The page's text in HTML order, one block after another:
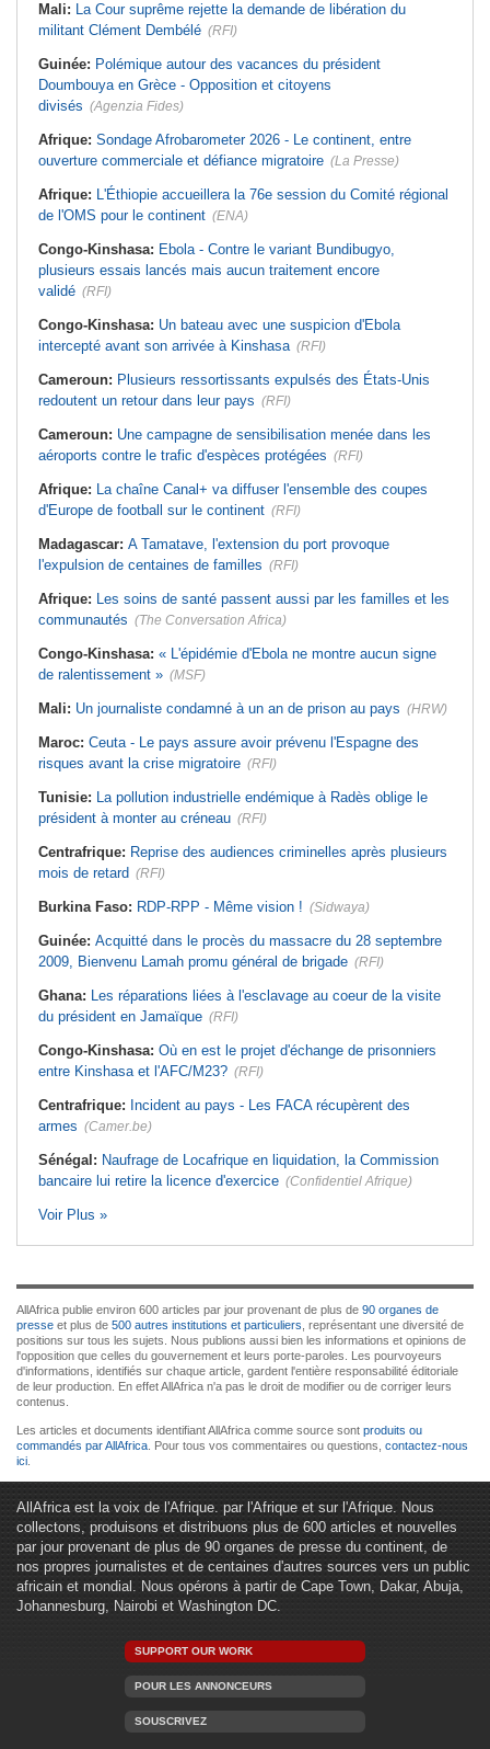
Mali: La Cour suprême rejette la demande de libération du
militant Clément Dembélé (RFI)
Guinée: Polémique autour des vacances du président
Doumbouya en Grèce - Opposition et citoyens
divisés (Agenzia Fides)
Afrique: Sondage Afrobarometer 2026 - Le continent, entre
ouverture commerciale et défiance migratoire (La Presse)
Afrique: L'Éthiopie accueillera la 76e session du Comité régional
de l'OMS pour le continent (ENA)
Congo-Kinshasa: Ebola - Contre le variant Bundibugyo,
plusieurs essais lancés mais aucun traitement encore
validé (RFI)
Congo-Kinshasa: Un bateau avec une suspicion d'Ebola
intercepté avant son arrivée à Kinshasa (RFI)
Cameroun: Plusieurs ressortissants expulsés des États-Unis
redoutent un retour dans leur pays (RFI)
Cameroun: Une campagne de sensibilisation menée dans les
aéroports contre le trafic d'espèces protégées (RFI)
Afrique: La chaîne Canal+ va diffuser l'ensemble des coupes
d'Europe de football sur le continent (RFI)
Madagascar: A Tamatave, l'extension du port provoque
l'expulsion de centaines de familles (RFI)
Afrique: Les soins de santé passent aussi par les familles et les
communautés (The Conversation Africa)
Congo-Kinshasa: « L'épidémie d'Ebola ne montre aucun signe
de ralentissement » (MSF)
Mali: Un journaliste condamné à un an de prison au pays (HRW)
Maroc: Ceuta - Le pays assure avoir prévenu l'Espagne des
risques avant la crise migratoire (RFI)
Tunisie: La pollution industrielle endémique à Radès oblige le
président à monter au créneau (RFI)
Centrafrique: Reprise des audiences criminelles après plusieurs
mois de retard (RFI)
Burkina Faso: RDP-RPP - Même vision ! (Sidwaya)
Guinée: Acquitté dans le procès du massacre du 28 septembre
2009, Bienvenu Lamah promu général de brigade (RFI)
Ghana: Les réparations liées à l'esclavage au coeur de la visite
du président en Jamaïque (RFI)
Congo-Kinshasa: Où en est le projet d'échange de prisonniers
entre Kinshasa et l'AFC/M23? (RFI)
Centrafrique: Incident au pays - Les FACA récupèrent des
armes (Camer.be)
Sénégal: Naufrage de Locafrique en liquidation, la Commission
bancaire lui retire la licence d'exercice (Confidentiel Afrique)
Voir Plus »
AllAfrica publie environ 600 articles par jour provenant de plus de 90 organes de
presse et plus de 500 autres institutions et particuliers , représentant une diversité de
positions sur tous les sujets. Nous publions aussi bien les informations et opinions de
l'opposition que celles du gouvernement et leurs porte-paroles. Les pourvoyeurs
d'informations, identifiés sur chaque article, gardent l'entière responsabilité éditoriale
de leur production. En effet AllAfrica n'a pas le droit de modifier ou de corriger leurs
contenus.
Les articles et documents identifiant AllAfrica comme source sont produits ou
commandés par AllAfrica . Pour tous vos commentaires ou questions, contactez-nous
ici
AllAfrica est la voix de l'Afrique. par l'Afrique et sur l'Afrique. Nous
collectons, produisons et distribuons plus de 600 articles et nouvelles
par jour provenant de plus de 90 organes de presse du continent, de
nos propres journalistes et de centaines d'autres sources vers un public
africain et mondial. Nous opérons à partir de Cape Town, Dakar, Abuja,
Johannesburg, Nairobi et Washington DC.
SUPPORT OUR WORK
POUR LES ANNONCEURS
SOUSCRIVEZ